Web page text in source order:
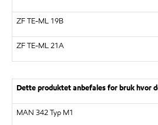
ZF TE-ML 19B
ZF TE-ML 21A
Dette produktet anbefales for bruk hvor
MAN 342 Typ M1